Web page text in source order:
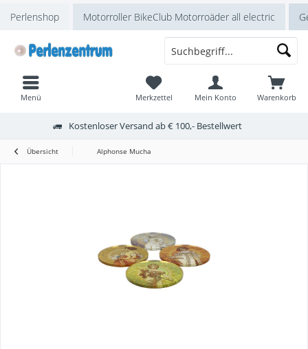
Perlenshop Motorroller BikeClub Motorroäder all electric
Kostenloser Versand ab € 100,- Bestellwert
Warenkorb
Merkzettel Mein Konto
Menü
Übersicht Alphonse Mucha